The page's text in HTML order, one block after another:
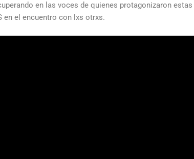
en las voces de quienes protagonizaron estas
en el encuentro con lxs otrxs.